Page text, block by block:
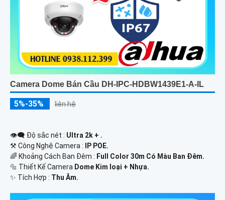
Camera Dome Bán Cầu DH-IPC-HDBW1439E1-A-IL
5%-35% liên hệ
👁️‍🗨 Độ sắc nét : Ultra 2k + .
⚒ Công Nghệ Camera :
IP POE.
🌈 Khoảng Cách Ban Đêm : Full Color 30m Có Màu Ban Ðêm.
🔩 Thiết Kế Camera Dome Kim loại + Nhựa.
️✨ Tích Hợp : Thu Âm.